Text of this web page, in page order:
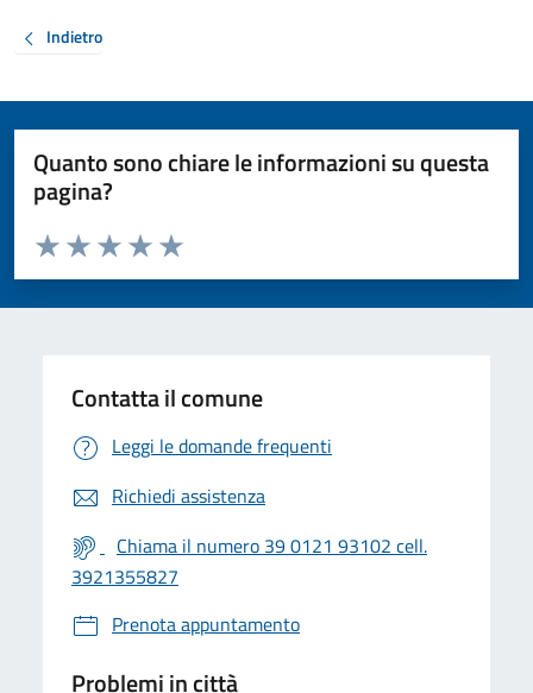
Indietro
Quanto sono chiare le informazioni su questa
pagina?
Valuta da 1 a 5 stelle la pagina
Valuta 5 stelle su 5
Valuta 4 stelle su 5
Valuta 3 stelle su 5
Valuta 2 stelle su 5
Valuta 1 stelle su 5
Contatta il comune
Leggi le domande frequenti
Richiedi assistenza
Chiama il numero 39 0121 93102 cell.
3921355827
Prenota appuntamento
Problemi in città